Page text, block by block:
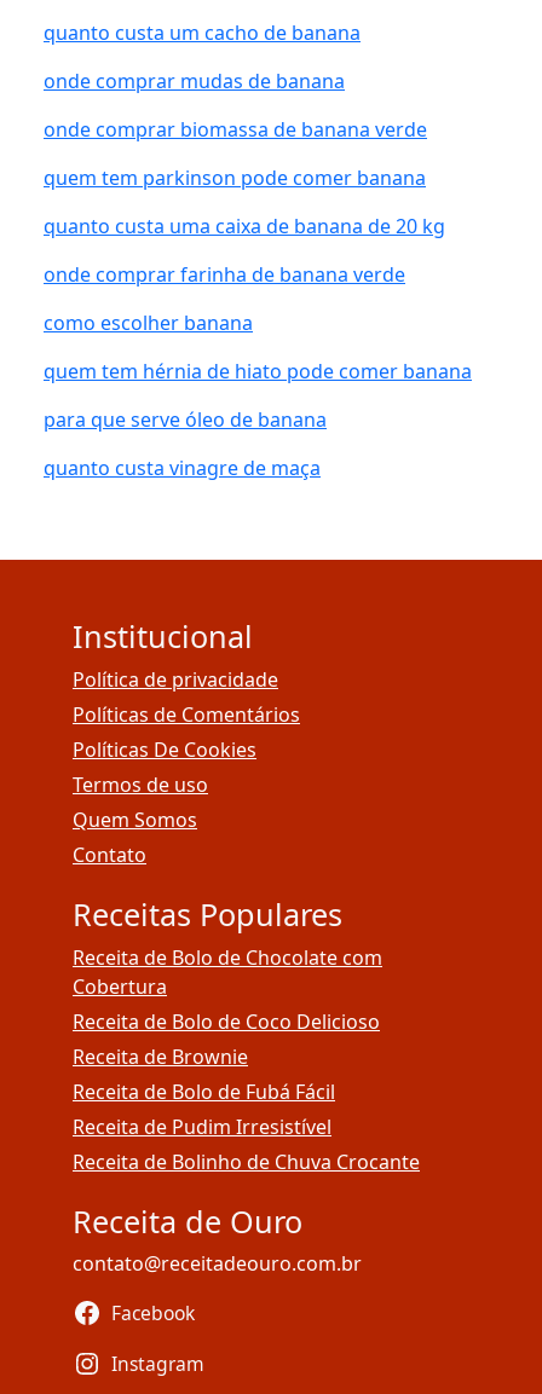
quanto custa um cacho de banana
onde comprar mudas de banana
onde comprar biomassa de banana verde
quem tem parkinson pode comer banana
quanto custa uma caixa de banana de 20 kg
onde comprar farinha de banana verde
como escolher banana
quem tem hérnia de hiato pode comer banana
para que serve óleo de banana
quanto custa vinagre de maça
Institucional
Política de privacidade
Políticas de Comentários
Políticas De Cookies
Termos de uso
Quem Somos
Contato
Receitas Populares
Receita de Bolo de Chocolate com
Cobertura
Receita de Bolo de Coco Delicioso
Receita de Brownie
Receita de Bolo de Fubá Fácil
Receita de Pudim Irresistível
Receita de Bolinho de Chuva Crocante
Receita de Ouro
contato@receitadeouro.com.br
Facebook
Instagram